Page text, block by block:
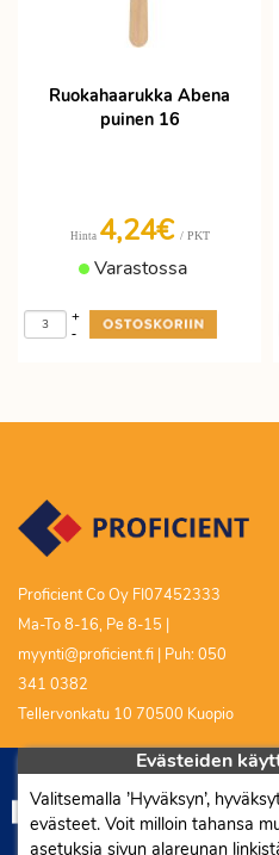
Ruokahaarukka Abena
puinen 16
Hinta 4,24€ / PKT
Varastossa
-
+
Proficient Co Oy FI07452333
Ma-To 8-16, Pe 8-15 |
myynti@proficient.fi | Puh: 050
341 0382
Tellervonkatu 10 70500 Kuopio
Evästeiden
Valitsemalla ’Hyväksyn’,
evästeet. Voit milloin tahansa
asetuksia sivun alareunan